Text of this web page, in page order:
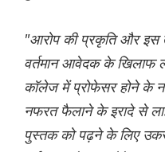
"आरोप की प्रकृति और इस
वर्तमान आवेदक के खिलाफ
कॉलेज में प्रोफेसर होने के
नफरत फैलाने के इरादे से
पुस्तक को पढ़ने के लिए